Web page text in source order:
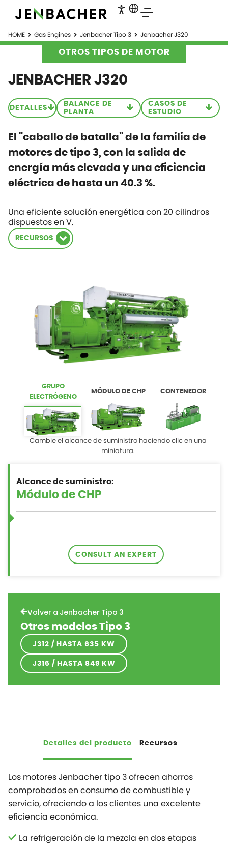
HOME Gas Engines Jenbacher Tipo 3 Jenbacher J320
OTROS TIPOS DE MOTOR
JENBACHER J320
DETALLES
BALANCE DE
PLANTA
CASOS DE
ESTUDIO
El "caballo de batalla" de la familia de
motores de tipo 3, con la salida de
energía más elevada y una eficiencia
eléctrica de hasta un 40.3 %.
Una eficiente solución energética con 20 cilindros
dispuestos en V.
RECURSOS
GRUPO
ELECTRÓGENO
MÓDULO DE CHP CONTENEDOR
Cambie el alcance de suministro haciendo clic en una
miniatura.
Alcance de suministro:
CONSULT AN EXPERT
Volver a Jenbacher Tipo 3
Otros modelos Tipo 3
J312 / HASTA 635 KW
J316 / HASTA 849 KW
Detalles del producto Recursos
Los motores Jenbacher tipo 3 ofrecen ahorros
comprobados en consumo de combustible y
servicio, ofreciendo a los clientes una excelente
eficiencia económica.
La refrigeración de la mezcla en dos etapas